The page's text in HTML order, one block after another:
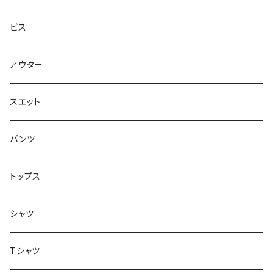
スエット
ソックス
アンダーウェア
アクセサリー
シューズ
バッグ
Small Shoes
7.8インチ
7.9インチ
8インチ
8.1インチ
8.2インチ
8.3インチ
8.4インチ
ビス
アウター
スエット
パンツ
トップス
シャツ
Tシャツ